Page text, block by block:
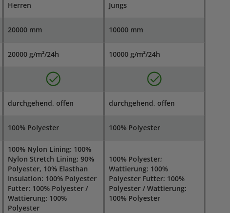
Herren Jungs
20000 mm 10000 mm
20000 g/m²/24h 10000 g/m²/24h
durchgehend, offen durchgehend, offen
100% Polyester 100% Polyester
100% Nylon Lining: 100%
Nylon Stretch Lining: 90%
Polyester, 10% Elasthan
Insulation: 100% Polyester
Futter: 100% Polyester /
Wattierung: 100%
Polyester
100% Polyester;
Wattierung: 100%
Polyester Futter: 100%
Polyester / Wattierung:
100% Polyester